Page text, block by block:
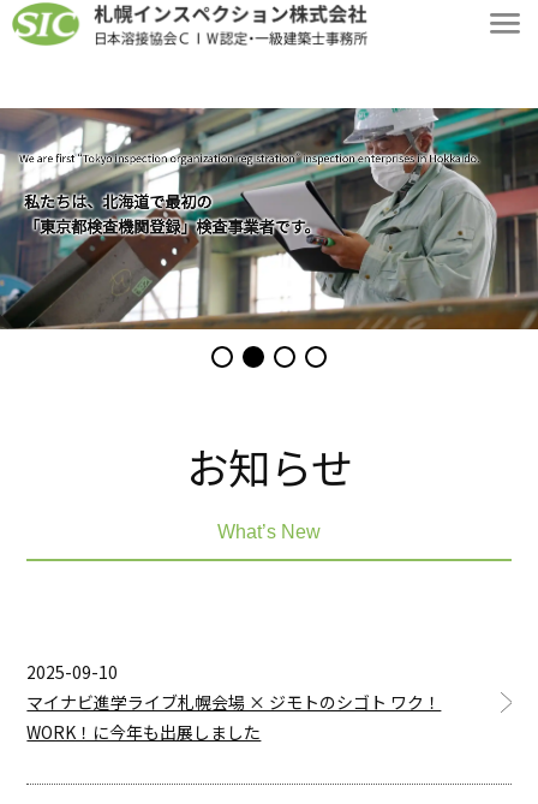
We are first “Tokyo inspection organization registration” inspection enterprises in Hokkaido.
私たちは、北海道で最初の
「東京都検査機関登録」検査事業者です。
お知らせ
What’s New
2025-09-10
マイナビ進学ライブ札幌会場 × ジモトのシゴト ワク！
WORK！に今年も出展しました